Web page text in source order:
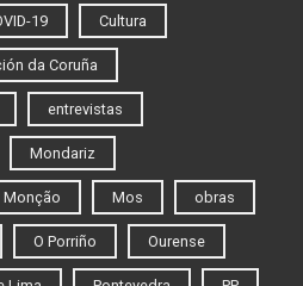
19 Cultura
da Coruña
entrevistas
Mondariz
Monção Mos obras
O Porriño Ourense